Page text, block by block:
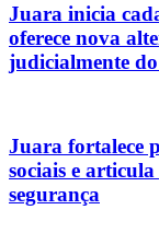
Juara inicia
oferece nova
judicialmente
Juara fortalece
sociais e
segurança